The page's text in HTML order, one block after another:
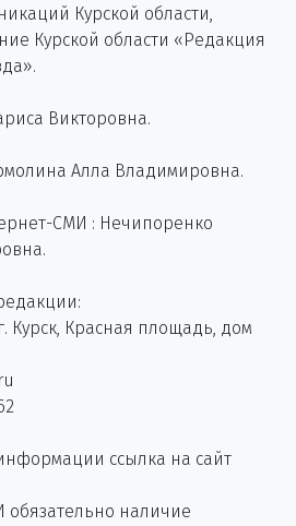
Курской области,
Курской области «Редакция
Викторовна.
Алла Владимировна.
СМИ : Нечипоренко
Курск, Красная площадь, дом
ссылка на сайт
наличие